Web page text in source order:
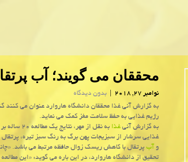
محققان می گویند؛ آب
نوامبر 27, 2018
بدون دیدگاه
به گزارش آنی غذا محققان دانشگاه هاروارد عنوان می كنند
رژیم غذایی به حفظ سلامت مغز كمك می نماید.
به گزارش آنی غذا
به نقل از
غذایی سرشار از سبزیجات پهن برگ به رنگ سبز تیره،
و آب پرتقال با كاهش ریسك زوال حافظه مرتبط می باشد.
تحقیق از دانشگاه هاروارد، در این باره می گوید: «این